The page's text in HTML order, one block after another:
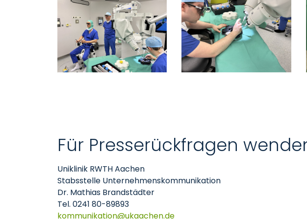
Für Presserückfragen
Uniklinik RWTH Aachen
Stabsstelle Unternehmenskommunikation
Dr. Mathias Brandstädter
Tel. 0241 80-89893
kommunikation
ukaachende